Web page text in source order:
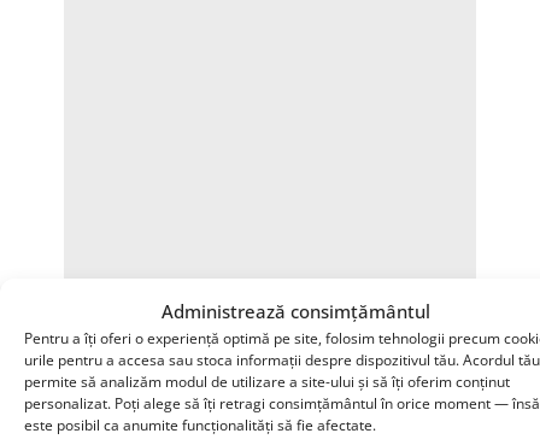
Administrează consimțământul
Pentru a îți oferi o experiență optimă pe site, folosim tehnologii precum
urile pentru a accesa sau stoca informații despre dispozitivul tău. Acordul
permite să analizăm modul de utilizare a site-ului și să îți oferim conținut
personalizat. Poți alege să îți retragi consimțământul în orice moment — însă
este posibil ca anumite funcționalități să fie afectate.